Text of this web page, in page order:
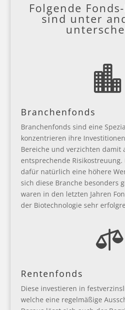
Folgende
sind unter

Branchenfonds
Branchenfonds sind eine
konzentrieren ihre
Bereiche und verzichten damit
entsprechende
dafür natürlich eine höhere
sich diese Branche besonders
waren in den letzten Jahren
der Biotechnologie sehr

Rentenfonds
Diese investieren in
welche eine regelmäßige